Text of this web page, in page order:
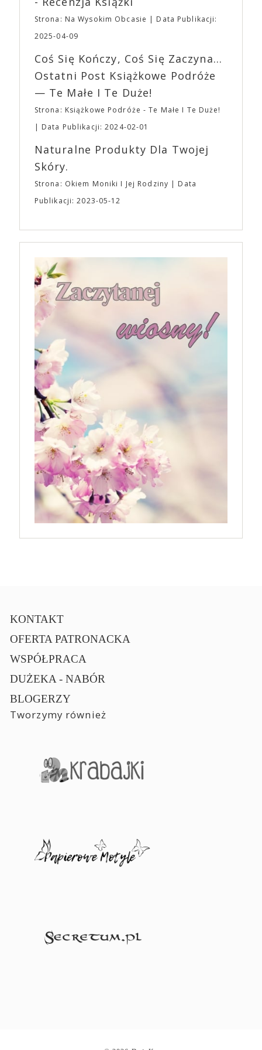
„Midsommar. W biały dzień” zrealizował najbardziej
osobisty film, który pozwolił mu w pełni podzielić
się z widzami swoimi lękami, wizją świata, a przede
„Bo się boi” w kinach od 21 kwietnia.
napoje oraz drobne przekąski a przed halą
planujemy Strefę FoodTrucków. Życzymy Wam
fantastycznego czasu oczekiwania na nadchodzącą
EXPO XXI!
Strona: Na Wysokim Obcasie
Data Publikacji:
2025-04-09
Coś Się Kończy, Coś Się Zaczyna...
Ostatni Post Książkowe Podróże
— Te Małe I Te Duże!
Strona: Książkowe Podróże - Te Małe I Te Duże!
Data Publikacji: 2024-02-01
Naturalne Produkty Dla Twojej
Skóry.
Strona: Okiem Moniki I Jej Rodziny
Data
Publikacji: 2023-05-12
KONTAKT
OFERTA PATRONACKA
WSPÓŁPRACA
DUŻEKA - NABÓR
BLOGERZY
Tworzymy również